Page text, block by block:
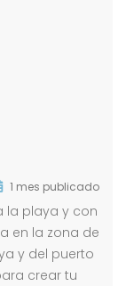
1 mes publicado
la playa y con
en la zona de
y del puerto
crear tu